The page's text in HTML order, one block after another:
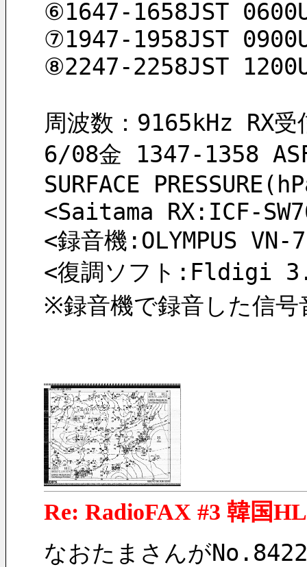
⑥1647-1658JST
⑦1947-1958JST
⑧2247-2258JST
周波数：9165kHz RX
6/08金 1347-1358
SURFACE
<Saitama RX:ICF-
<録音機:OLYMPUS VN-
<復調ソフト:Fldigi
※録音機で録音した信
Re: RadioFAX #3 韓国
なおたまさんが